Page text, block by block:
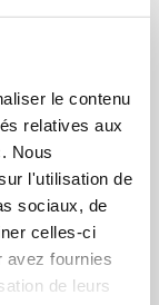
le contenu
relatives aux
Nous
l'utilisation de
sociaux, de
celles-ci
avez fournies
de leurs
comme
de taille des
De plus,
plus axée
associée
tels que